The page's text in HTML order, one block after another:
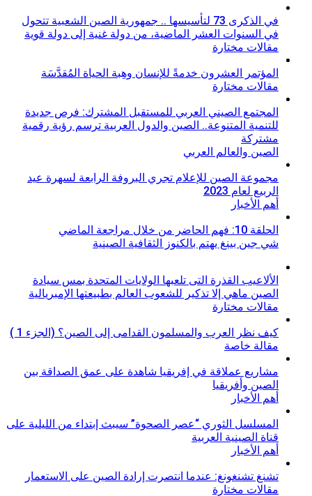
في الذكرى 73 لتأسيسها .. جمهورية الصين الشعبية تتحول
في السنوات العشر الماضية، من دولة غنية إلى دولة قوية
مقالات مختارة
المؤتمر العشرون خدمةً للإنسان وهِبة الحياة المُقدَّسَة
مقالات مختارة
المجتمع الصيني العربي للمستقبل المشترك: فرص جديدة
للتنمية المتنوعة.. الصين والدول العربية ترسم رؤية رقمية
مشتركة
الصين والعالم العربي
مجموعة الصين للإعلام تجري البروفة الرابعة لسهرة عيد
الربيع لعام 2023
أهم الأخبار
الحلقة 10: فهم الحاضر من خلال مراجعة الماضي
شي جين بينغ يهتم بالكنوز الثقافية الصينية
الألاعيب القذرة التى تلعبها الولايات المتحدة بمس سيادة
الصين ماهي إلا تذكير للشعوب العالم بطبيعتها الإمبريالية
مقالات مختارة
كيف نظر العرب والمسلمون القدامى إلى الصين؟ (الجزء 1 )
مقالة خاصة
مشاريع عملاقة في إفريقيا شاهدة على عمق الصداقة بين
الصين وأفريقيا
أهم الأخبار
المسلسل الثوري “عصر الصحوة” سيبث إبتداء من الليلية على
قناة الصينية العربية
أهم الأخبار
تشنغ تشنغونغ: عندما انتصرت إرادة الصين على الاستعمار
مقالات مختارة